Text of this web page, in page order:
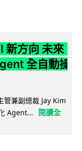
新方向 未來
全自動操
兼副總裁 Jay Kim
Agent...
閱讀全